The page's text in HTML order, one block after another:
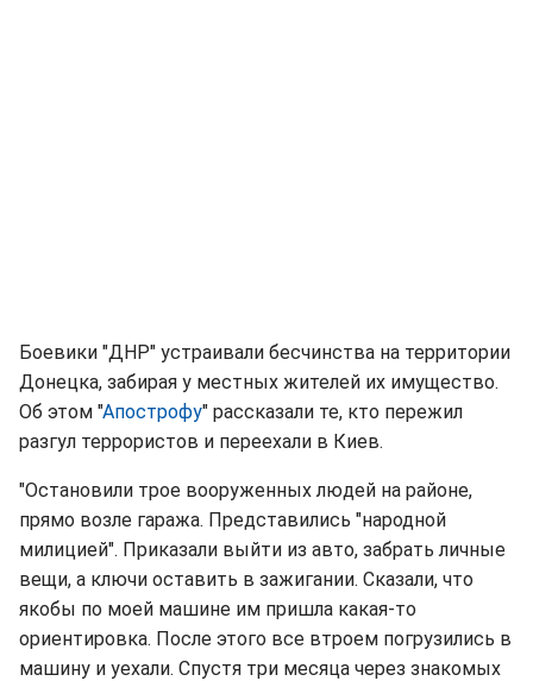
Боевики "ДНР" устраивали бесчинства на территории
Донецка, забирая у местных жителей их имущество.
Об этом "Апострофу" рассказали те, кто пережил
разгул террористов и переехали в Киев.
"Остановили трое вооруженных людей на районе,
прямо возле гаража. Представились "народной
милицией". Приказали выйти из авто, забрать личные
вещи, а ключи оставить в зажигании. Сказали, что
якобы по моей машине им пришла какая-то
ориентировка. После этого все втроем погрузились в
машину и уехали. Спустя три месяца через знакомых